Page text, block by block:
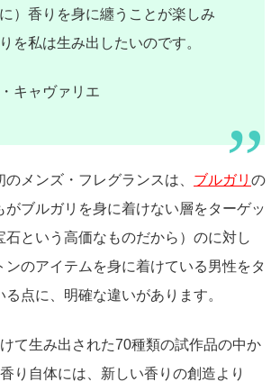
）香りを身に纏うことが楽しみ
を私は生み出したいのです。
キャヴァリエ
メンズ・フレグランスは、 ブルガリ の
がブルガリを身に着けない層をターゲッ
石という高価なものだから）のに対し
ンのアイテムを身に着けている男性をタ
点に、明確な違いがあります。
て生み出された70種類の試作品の中か
り自体には、新しい香りの創造より